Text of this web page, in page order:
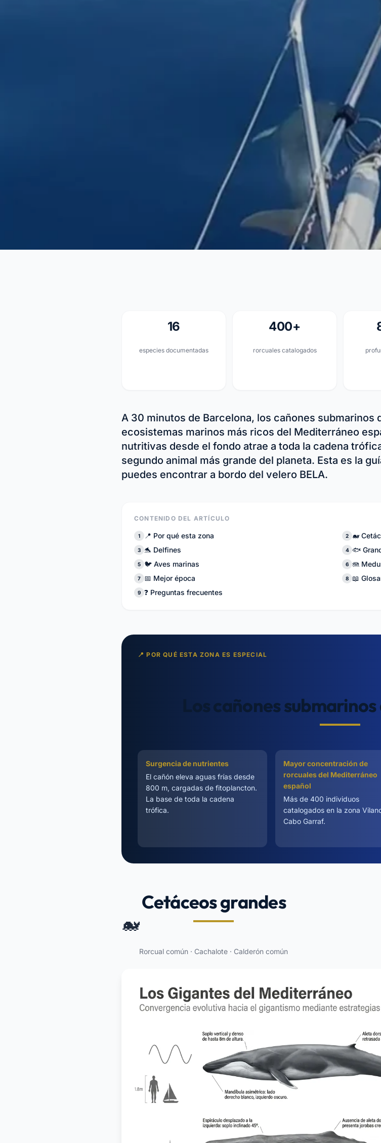
16
especies documentadas
400+
rorcuales catalogados
A 30 minutos de Barcelona, los cañones submarinos
ecosistemas marinos más ricos del Mediterráneo
nutritivas desde el fondo atrae a toda la cadena
segundo animal más grande del planeta. Esta es la
puedes encontrar a bordo del velero BELA.
CONTENIDO DEL ARTÍCULO
1 📍 Por qué esta zona 2 🐋
3 🐬 Delfines 4 🐟
5 🐦 Aves marinas 6 🪼
7 📅 Mejor época 8 📖
9 ❓ Preguntas frecuentes
📍 POR QUÉ ESTA ZONA ES ESPECIAL
Los cañones
Surgencia de nutrientes
El cañón eleva aguas frías desde
800 m, cargadas de fitoplancton.
La base de toda la cadena
trófica.
Mayor concentración de
rorcuales del Mediterráneo
español
Más de 400 individuos
catalogados en la zona
Cabo Garraf.
🐋
Cetáceos grandes
Rorcual común · Cachalote · Calderón común